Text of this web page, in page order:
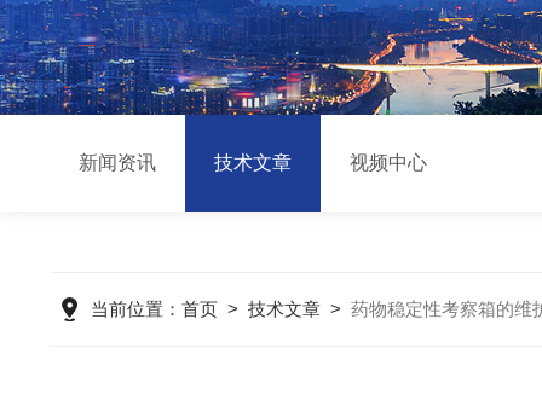
新闻资讯 技术文章 视频中心
当前位置： 首页> 技术文章> 药物稳定性考察箱的维